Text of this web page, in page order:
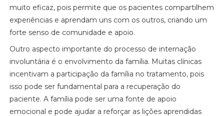
muito eficaz, pois permite que os pacientes compartilhem
experiências e aprendam uns com os outros, criando um
forte senso de comunidade e apoio.
Outro aspecto importante do processo de internação
involuntária é o envolvimento da família. Muitas clínicas
incentivam a participação da família no tratamento, pois
isso pode ser fundamental para a recuperação do
paciente. A família pode ser uma fonte de apoio
emocional e pode ajudar a reforçar as lições aprendidas